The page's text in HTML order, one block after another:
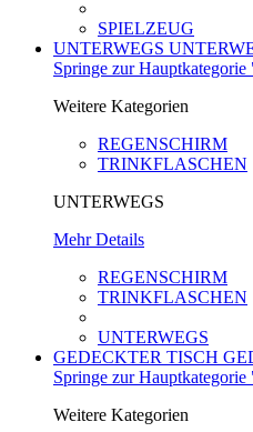
SPIELZEUG
UNTERWEGS
Springe zur
Weitere Kategorien
REGENSCHIRM
TRINKFLASCHEN
UNTERWEGS
Mehr Details
REGENSCHIRM
TRINKFLASCHEN
UNTERWEGS
GEDECKTER TISCH
Springe zur
Weitere Kategorien